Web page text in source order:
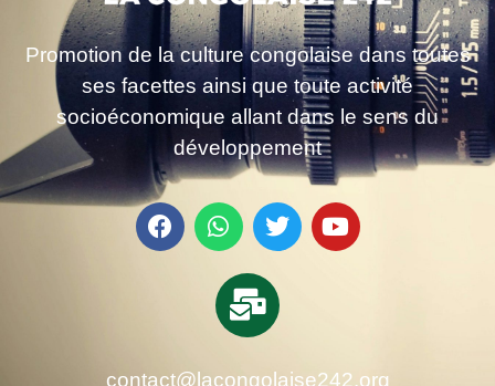
Promotion de la culture congolaise dans toutes
ses facettes ainsi que toute activité
socioéconomique allant dans le sens du
développement
contact@lacongolaise242.org